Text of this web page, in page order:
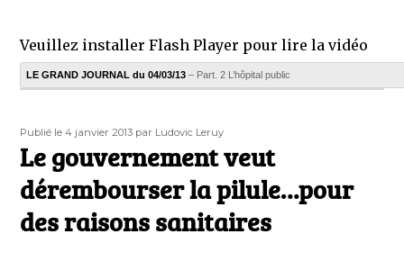
Veuillez installer Flash Player pour lire la vidéo
LE GRAND JOURNAL du 04/03/13 – Part. 2 L’hôpital public
Publié
le
Publié le 4 janvier 2013 Auteur
par Ludovic Leruy
Le gouvernement veut
dérembourser la pilule…pour
des raisons sanitaires